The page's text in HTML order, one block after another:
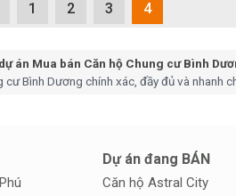
1 2 3 4
dự án Mua bán Căn hộ Chung cư Bình
cư Bình Dương chính xác, đầy đủ và nhanh
Dự án đang BÁN
Căn hộ Astral City